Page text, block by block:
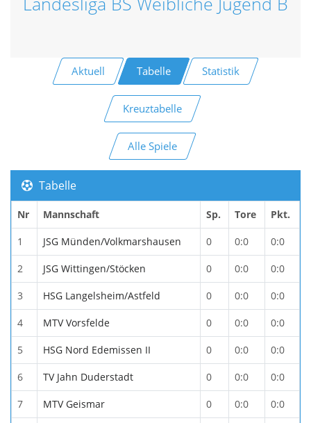
Aktuell Tabelle Statistik
Kreuztabelle
Alle Spiele
Tabelle
Nr Mannschaft Sp. Tore Pkt.
1 JSG Münden/Volkmarshausen 0 0:0 0:0
2 JSG Wittingen/Stöcken 0 0:0 0:0
3 HSG Langelsheim/Astfeld 0 0:0 0:0
4 MTV Vorsfelde 0 0:0 0:0
5 HSG Nord Edemissen II 0 0:0 0:0
6 TV Jahn Duderstadt 0 0:0 0:0
7 MTV Geismar 0 0:0 0:0